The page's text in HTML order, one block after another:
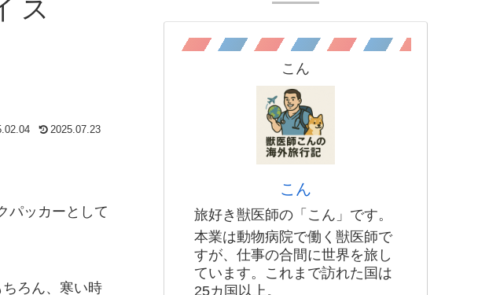
ス
2025.07.23
パッカーとして
ろん、寒い時
こん
こん
旅好き獣医師の「こん」です。
本業は動物病院で働く獣医師で
すが、仕事の合間に世界を旅し
ています。これまで訪れた国は
25カ国以上。